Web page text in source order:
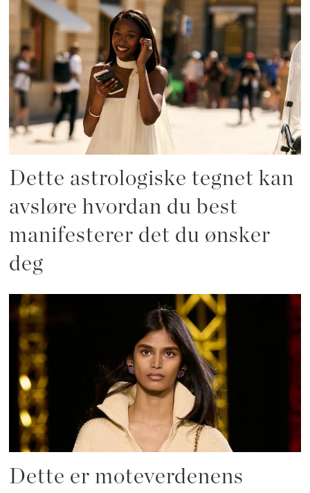
Dette astrologiske tegnet kan
avsløre hvordan du best
manifesterer det du ønsker
deg
Dette er moteverdenens